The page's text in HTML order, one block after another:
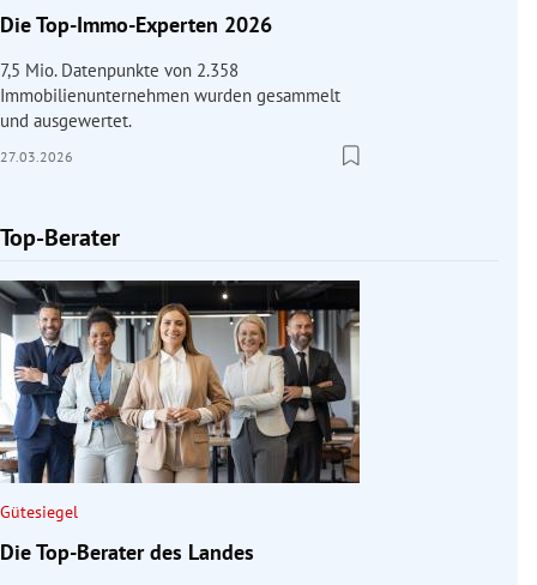
Die Top-Immo-Experten 2026
7,5 Mio. Datenpunkte von 2.358
Immobilienunternehmen wurden gesammelt
und ausgewertet.
27.03.2026
Top-Berater
Slide 1 von 1
Gütesiegel
Die Top-Berater des Landes